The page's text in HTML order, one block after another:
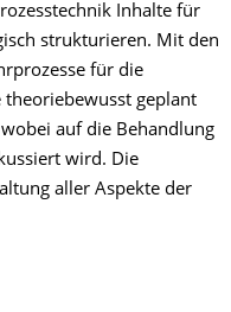
Inhalte für
strukturieren. Mit den
für die
theoriebewusst geplant
auf die Behandlung
wird. Die
aller Aspekte der